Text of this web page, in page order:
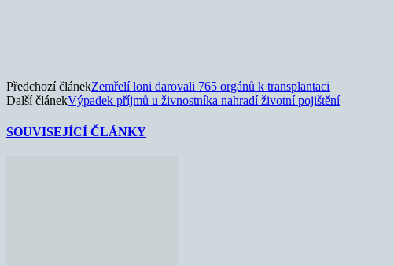
Předchozí článekZemřelí loni darovali 765 orgánů k transplantaci
Další článekVýpadek příjmů u živnostníka nahradí životní pojištění
SOUVISEJÍCÍ ČLÁNKY